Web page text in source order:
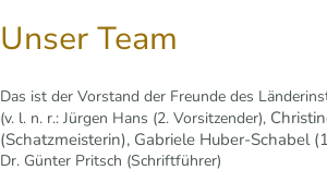
Unser Team
Das ist der Vorstand der Freunde des
(v. l. n. r.: Jürgen Hans (2. Vorsitzender),
(Schatzmeisterin), Gabriele Huber-Schabel
Dr. Günter Pritsch (Schriftführer)